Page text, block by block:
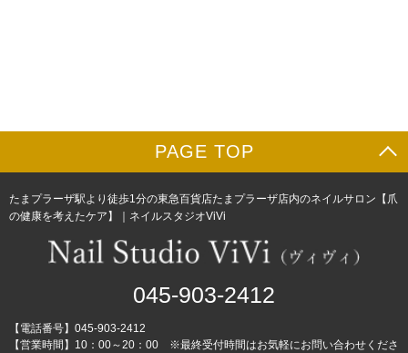
PAGE TOP
たまプラーザ駅より徒歩1分の東急百貨店たまプラーザ店内のネイルサロン【爪
の健康を考えたケア】｜ネイルスタジオViVi
045-903-2412
【電話番号】045-903-2412
【営業時間】10：00～20：00 ※最終受付時間はお気軽にお問い合わせくださ